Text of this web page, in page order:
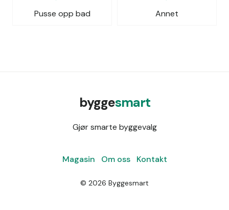
Pusse opp bad Annet
byggesmart
Gjør smarte byggevalg
Magasin Om oss Kontakt
© 2026 Byggesmart